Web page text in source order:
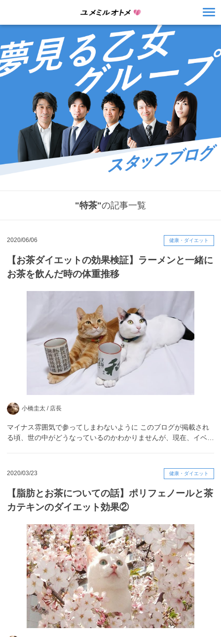
"特茶"の記事一覧
2020/06/06 健康・ダイエット
【お茶ダイエットの効果検証】ラーメンと一緒に
お茶を飲んだ時の体重推移
小橋圭太 / 店長
マイナス雰囲気で参ってしまわないように このブログが掲載され
る頃、世の中がどうなっているのかわかりませんが、現在、イベ…
2020/03/23 健康・ダイエット
【脂肪とお茶についての話】ポリフェノールと茶
カテキンのダイエット効果②